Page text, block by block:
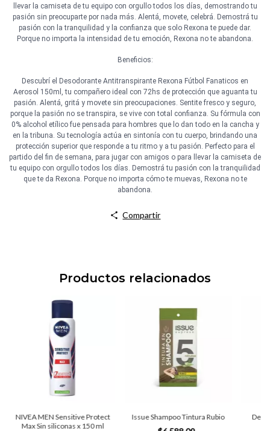
llevar la camiseta de tu equipo con orgullo todos los días, demostrando tu
pasión sin preocuparte por nada más. Alentá, movete, celebrá. Demostrá tu
pasión con la tranquilidad y la confianza que solo Rexona te puede dar.
Porque no importa la intensidad de tu emoción, Rexona no te abandona.
Beneficios:
Descubrí el Desodorante Antitranspirante Rexona Fútbol Fanaticos en
Aerosol 150ml, tu compañero ideal con 72hs de protección que aguanta tu
pasión. Alentá, gritá y movete sin preocupaciones. Sentite fresco y seguro,
porque la pasión no se transpira, se vive con total confianza. Su fórmula con
0% alcohol etílico fue pensada para hombres que lo dan todo en la cancha y
en la tribuna. Su tecnología actúa en sintonía con tu cuerpo, brindando una
protección superior que responde a tu ritmo y a tu pasión. Perfecto para el
partido del fin de semana, para jugar con amigos o para llevar la camiseta de
tu equipo con orgullo todos los días. Demostrá tu pasión con la tranquilidad
que te da Rexona. Porque no importa cómo te muevas, Rexona no te
abandona.
Compartir
Productos relacionados
NIVEA MEN Sensitive Protect
Max Sin siliconas x 150 ml
Issue Shampoo Tintura Rubio